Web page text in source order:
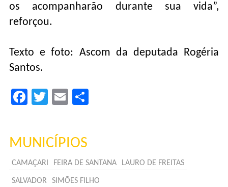
os acompanharão durante sua vida”,
reforçou.
Texto e foto: Ascom da deputada Rogéria
Santos.
Facebook
TwitterEmail
MUNICÍPIOS
CAMAÇARI FEIRA DE SANTANA LAURO DE FREITAS
SALVADOR SIMÕES FILHO